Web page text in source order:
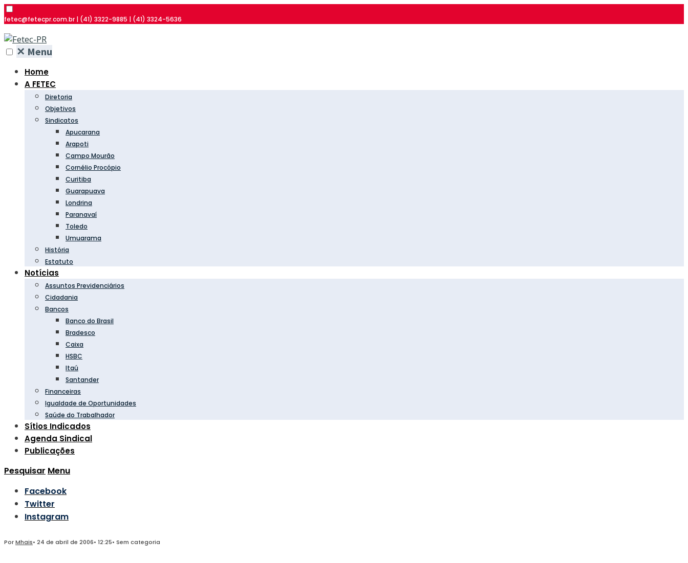
fetec@fetecpr.com.br | (41) 3322-9885 | (41) 3324-5636
✕ Menu
Home
A FETEC
Diretoria
Objetivos
Sindicatos
Apucarana
Arapoti
Campo Mourão
Cornélio Procópio
Curitiba
Guarapuava
Londrina
Paranavaí
Toledo
Umuarama
História
Estatuto
Notícias
Assuntos Previdenciários
Cidadania
Bancos
Banco do Brasil
Bradesco
Caixa
HSBC
Itaú
Santander
Financeiras
Igualdade de Oportunidades
Saúde do Trabalhador
Sítios Indicados
Agenda Sindical
Publicações
Pesquisar Menu
Facebook
Twitter
Instagram
PorMhais• 24 de abril de 2006• 12:25• Sem categoria